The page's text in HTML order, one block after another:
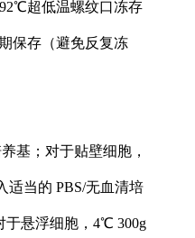
超低温螺纹口冻存
保存（避免反复冻
基；对于贴壁细胞，
适当的 PBS/无血清培
于悬浮细胞，4℃ 300g